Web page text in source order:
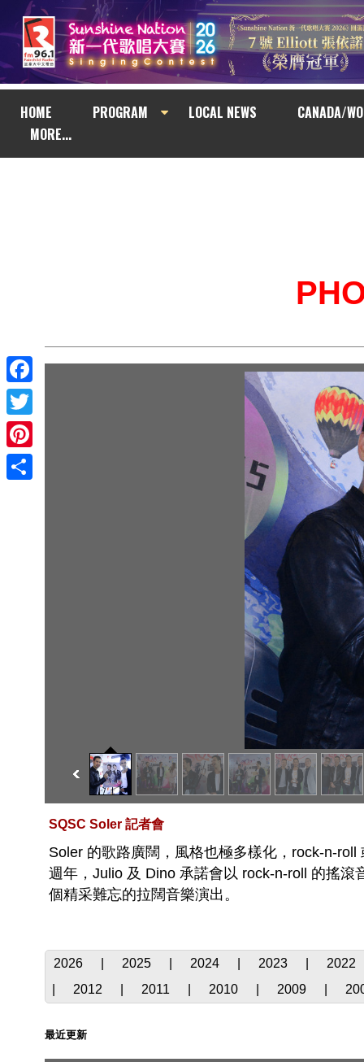
HOME PROGRAM LOCAL NEWS
CANADA/
MORE...
Facebook
Twitter
Pinterest
SQSC Soler 記者會
Soler 的歌路廣闊，風格也極多樣化，rock-n-
週年，Julio 及 Dino 承諾會以 rock-n-roll 的搖
個精采難忘的拉闊音樂演出。
2026 2025 2024 2023
2022
2012 2011 2010 2009
最近更新